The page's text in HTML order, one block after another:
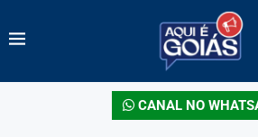
CANAL NO